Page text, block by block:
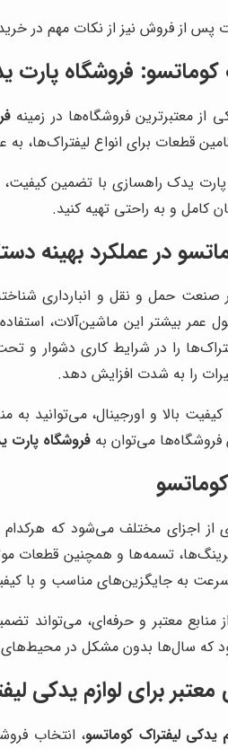
پس از فروش نیز از نکات مهم در
فروشگاه پارت
معتبرترین فروشگاه‌ها در زمینه
قطعات برای انواع لیفتراک‌ها،
یدک راهسازی با تضمین
کامل و به راحتی تهیه کنید.
در عملکرد بهینه
صنعت حمل و نقل و انبارداری
بیشتر این ماشین‌آلات، استفاده
را در شرایط کاری دشوار و
را به شدت افزایش دهد.
کیفیت بالا و اورجینال، می‌توانید
می‌توان به فروشگاه پارت
از اجزای مختلف می‌شود که هرکدام
تسمه‌ها و همچنین قطعات
سرعت به جایگزین‌های مناسب و با
از منابع معتبر و حرفه‌ای، می‌تواند
که سال‌ها بدون مشکل در
برای لوازم یدکی
یدکی لیفتراک کوماتسو، انتخاب